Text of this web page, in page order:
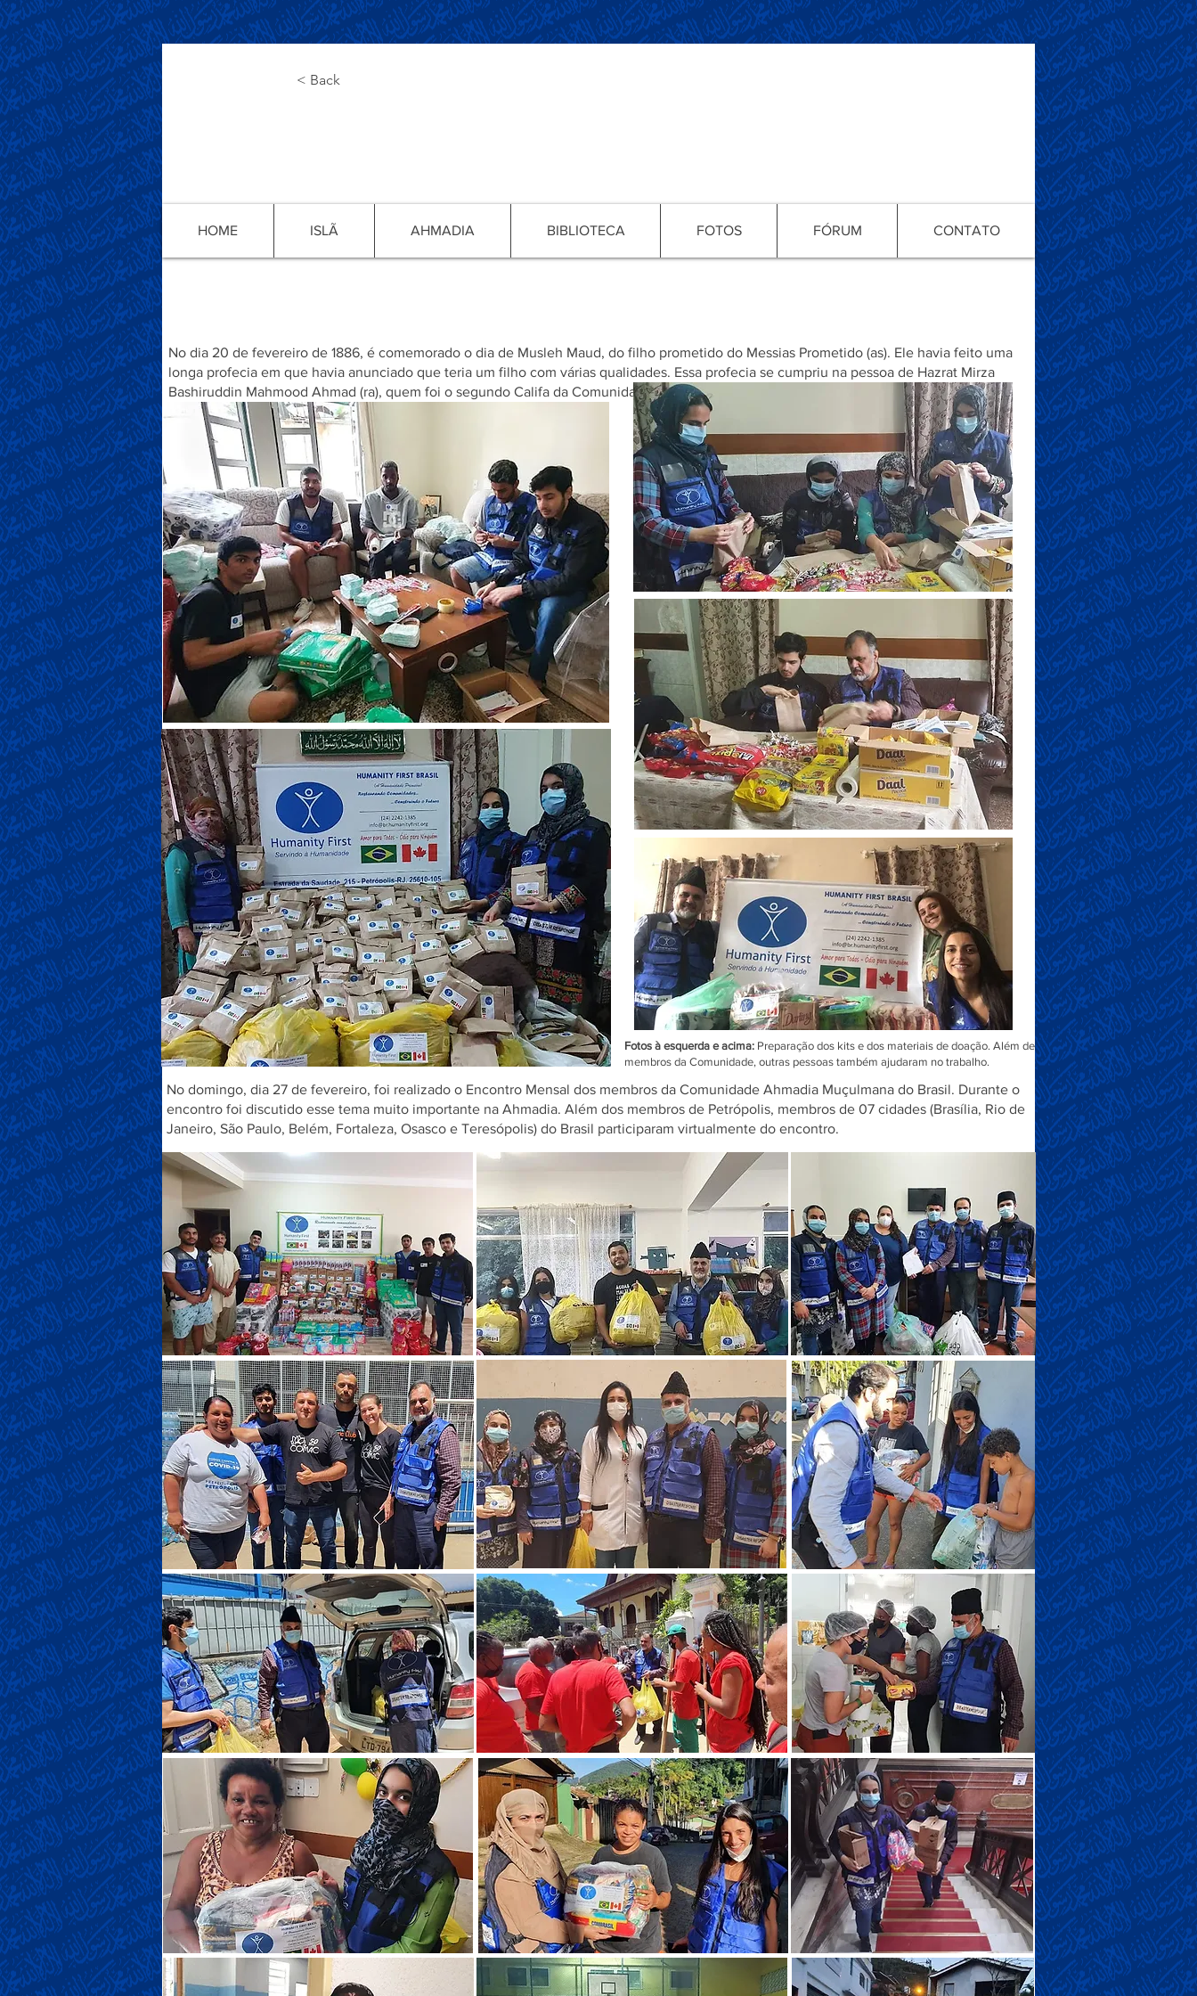
Título 6
< Back
HOME ISLÃ AHMADIA BIBLIOTECA FOTOS FÓRUM CONTATO
No dia 20 de fevereiro de 1886, é comemorado o dia de Musleh Maud, do filho prometido do Messias Prometido (as). Ele havia feito uma
longa profecia em que havia anunciado que teria um filho com várias qualidades. Essa profecia se cumpriu na pessoa de Hazrat Mirza
Bashiruddin Mahmood Ahmad (ra), quem foi o segundo Califa da Comunidade Ahmadia, assumindo o califado com apenas 25 anos.
Fotos à esquerda e acima: Preparação dos kits e dos materiais de doação. Além de
membros da Comunidade, outras pessoas também ajudaram no trabalho.
No domingo, dia 27 de fevereiro, foi realizado o Encontro Mensal dos membros da Comunidade Ahmadia Muçulmana do Brasil. Durante o
encontro foi discutido esse tema muito importante na Ahmadia. Além dos membros de Petrópolis, membros de 07 cidades (Brasília, Rio de
Janeiro, São Paulo, Belém, Fortaleza, Osasco e Teresópolis) do Brasil participaram virtualmente do encontro.